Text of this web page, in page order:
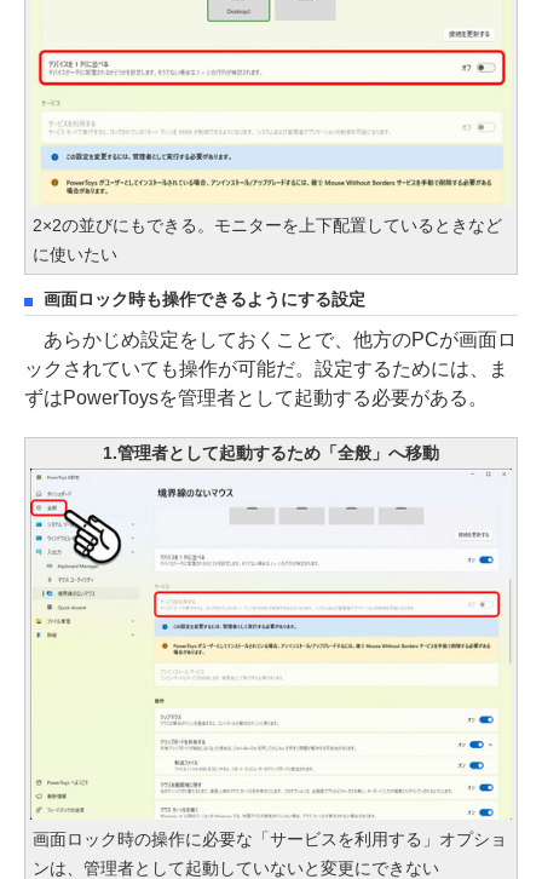
2×2の並びにもできる。モニターを上下配置しているときなど
に使いたい
画面ロック時も操作できるようにする設定
あらかじめ設定をしておくことで、他方のPCが画面ロ
ックされていても操作が可能だ。設定するためには、ま
ずはPowerToysを管理者として起動する必要がある。
1.管理者として起動するため「全般」へ移動
画面ロック時の操作に必要な「サービスを利用する」オプショ
ンは、管理者として起動していないと変更にできない